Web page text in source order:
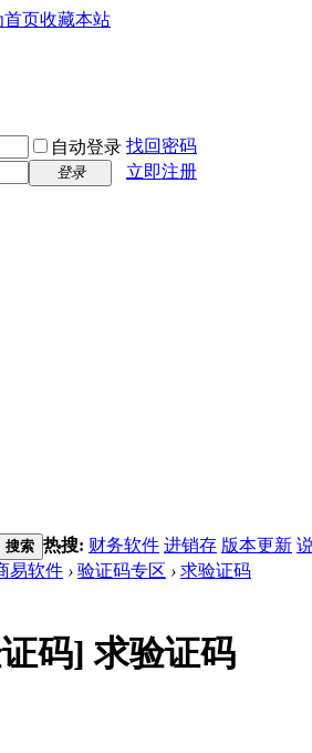
首页收藏本站
自动登录 找回密码
登录 立即注册
搜索 热搜: 财务软件 进销存 版本更新
易软件 › 验证码专区 › 求验证码
码]求验证码